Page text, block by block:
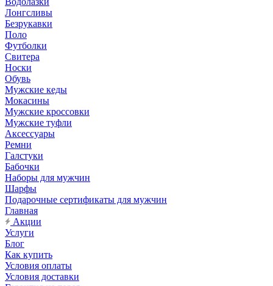
Лонгсливы
Безрукавки
Поло
Футболки
Свитера
Носки
Обувь
Мужские кеды
Мокасины
Мужские кроссовки
Мужские туфли
Аксессуары
Ремни
Галстуки
Бабочки
Наборы для мужчин
Шарфы
Подарочные сертификаты для мужчин
Главная
Акции
Услуги
Блог
Как купить
Условия оплаты
Условия доставки